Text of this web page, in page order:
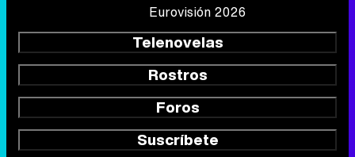
Eurovisión 2026
Telenovelas
Rostros
Foros
Suscríbete